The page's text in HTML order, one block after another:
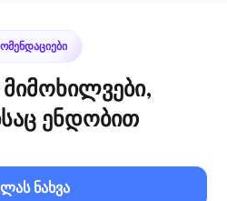
ტრანსლაცია
ენდობით
ნახვა